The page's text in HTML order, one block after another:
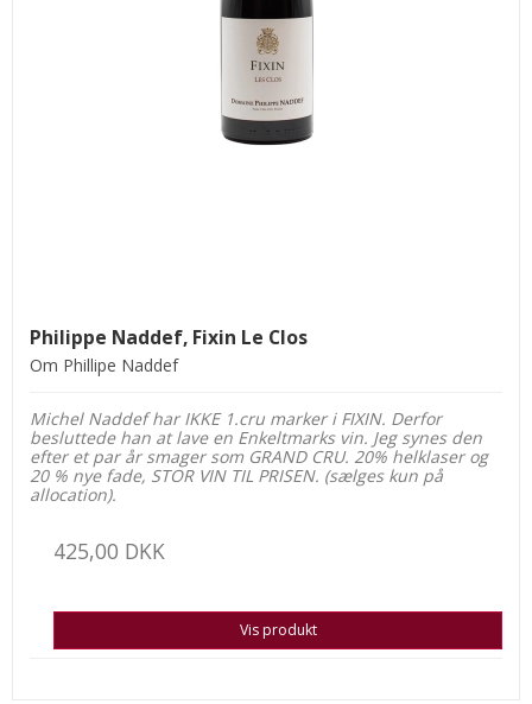
Philippe Naddef, Fixin Le Clos
Om Phillipe Naddef
Michel Naddef har IKKE 1.cru marker i FIXIN. Derfor
besluttede han at lave en Enkeltmarks vin. Jeg synes den
efter et par år smager som GRAND CRU. 20% helklaser og
20 % nye fade, STOR VIN TIL PRISEN. (sælges kun på
allocation).
425,00 DKK
Vis produkt